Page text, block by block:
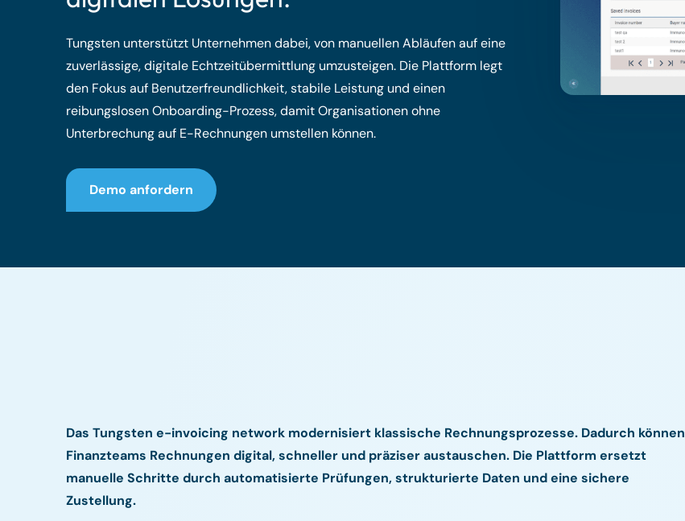
Tungsten unterstützt Unternehmen dabei, von manuellen Abläufen auf eine
zuverlässige, digitale Echtzeitübermittlung umzusteigen. Die Plattform legt
den Fokus auf Benutzerfreundlichkeit, stabile Leistung und einen
reibungslosen Onboarding-Prozess, damit Organisationen ohne
Unterbrechung auf E-Rechnungen umstellen können.
Demo anfordern
Das Tungsten e-invoicing network modernisiert klassische Rechnungsprozesse. Dadurch können
Finanzteams Rechnungen digital, schneller und präziser austauschen. Die Plattform ersetzt
manuelle Schritte durch automatisierte Prüfungen, strukturierte Daten und eine sichere
Zustellung.